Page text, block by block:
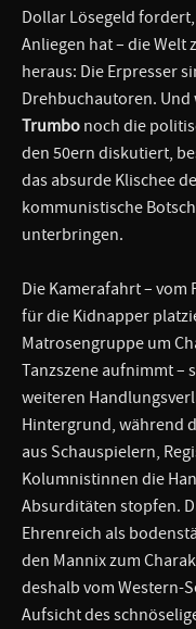
Dollar Lösegeld
Anliegen hat – die Welt
heraus: Die Erpresser
Drehbuchautoren. Und
Trumbo noch die
den 50ern diskutiert,
das absurde Klischee
kommunistische
unterbringen.
Die Kamerafahrt – vom
für die Kidnapper
Matrosengruppe um
Tanzszene aufnimmt –
weiteren
Hintergrund, während
aus Schauspielern,
Kolumnistinnen die
Absurditäten stopfen.
Ehrenreich als
den Mannix zum
deshalb vom Western-
Aufsicht des